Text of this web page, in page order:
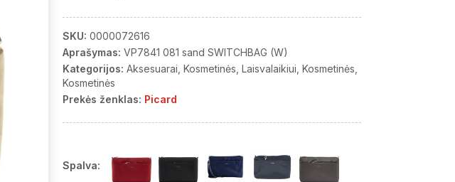
SKU: 0000072616
Aprašymas: VP7841 081 sand SWITCHBAG (W)
Kategorijos: Aksesuarai Kosmetinės Laisvalaikiui Kosmetinės
Kosmetinės
Prekės ženklas: Picard
Spalva: